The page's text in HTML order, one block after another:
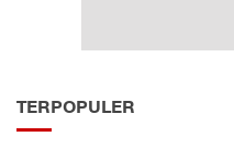
TERPOPULER